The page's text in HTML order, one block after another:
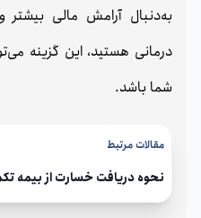
به‌دنبال آرامش مالی
درمانی هستید، این گزینه
شما باشد.
مقالات مرتبط
نحوه دریافت خسارت از بیمه